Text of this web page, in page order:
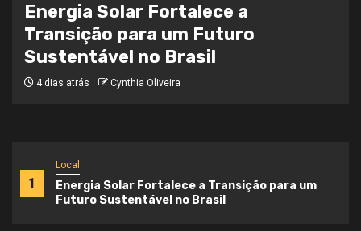
1
Local
Energia Solar Fortalece a Transição para um
Futuro Sustentável no Brasil
Onde a Informação Encontra o Seu
Caminho
4 semanas atrás Cynthia Oliveira